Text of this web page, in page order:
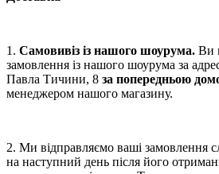
1. Самовивіз із нашого шоурума. Ви
замовлення із нашого шоурума за
Павла Тичини, 8 за попередньою
менеджером нашого магазину.
2. Ми відправляємо ваші замовлення
на наступний день після його